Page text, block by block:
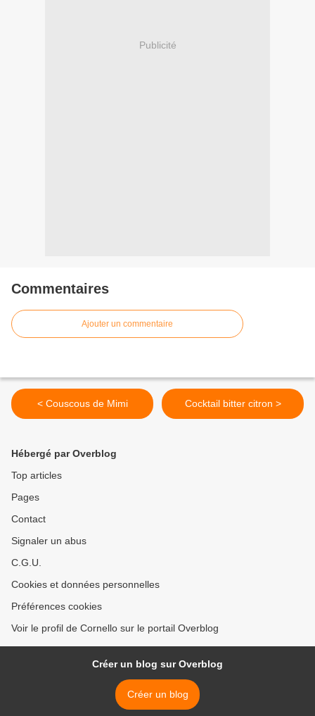
Publicité
Commentaires
Ajouter un commentaire
< Couscous de Mimi Cocktail bitter citron >
Hébergé par Overblog
Top articles
Pages
Contact
Signaler un abus
C.G.U.
Cookies et données personnelles
Préférences cookies
Voir le profil de Cornello sur le portail Overblog
Créer un blog sur Overblog
Créer un blog